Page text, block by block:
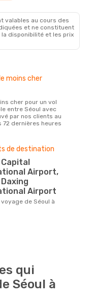
valables au cours des
et ne constituent
disponibilité et les prix
moins cher
entre Séoul avec
par nos clients au
72 dernières heures
de destination
Airport,
Airport
qui
Séoul à